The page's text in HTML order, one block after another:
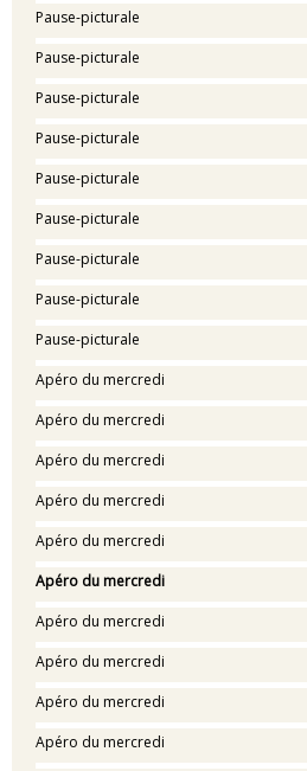
Pause-picturale
Pause-picturale
Pause-picturale
Pause-picturale
Pause-picturale
Pause-picturale
Pause-picturale
Pause-picturale
Pause-picturale
Apéro du mercredi
Apéro du mercredi
Apéro du mercredi
Apéro du mercredi
Apéro du mercredi
Apéro du mercredi
Apéro du mercredi
Apéro du mercredi
Apéro du mercredi
Apéro du mercredi